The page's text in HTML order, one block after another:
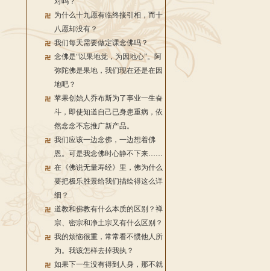
为什么十九愿有临终接引相，而十
八愿却没有？
我们每天需要做定课念佛吗？
念佛是“以果地觉，为因地心”。阿
弥陀佛是果地，我们现在还是在因
地吧？
苹果创始人乔布斯为了事业一生奋
斗，即使知道自己已身患重病，依
然念念不忘推广新产品。
我们应该一边念佛，一边想着佛
恩。可是我念佛时心静不下来……
在《佛说无量寿经》里，佛为什么
要把极乐胜景给我们描绘得这么详
细？
道教和佛教有什么本质的区别？禅
宗、密宗和净土宗又有什么区别？
我的烦恼很重，常常看不惯他人所
为。我该怎样去掉我执？
如果下一生没有得到人身，那不就